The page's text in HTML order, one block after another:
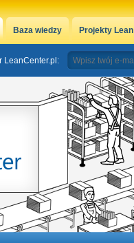
Baza wiedzy Projekty Lean
LeanCenter.pl: